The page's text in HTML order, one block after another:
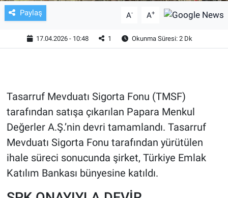
Paylaş A- A+
17.04.2026 - 10:48 1 Okunma Süresi: 2 Dk
Tasarruf Mevduatı Sigorta Fonu (TMSF)
tarafından satışa çıkarılan Papara Menkul
Değerler A.Ş.’nin devri tamamlandı. Tasarruf
Mevduatı Sigorta Fonu tarafından yürütülen
ihale süreci sonucunda şirket, Türkiye Emlak
Katılım Bankası bünyesine katıldı.
ASAYİŞ
EKONOMİ
ÇEVRE
HABERDE İNSAN
POLİTİKA
SPOR